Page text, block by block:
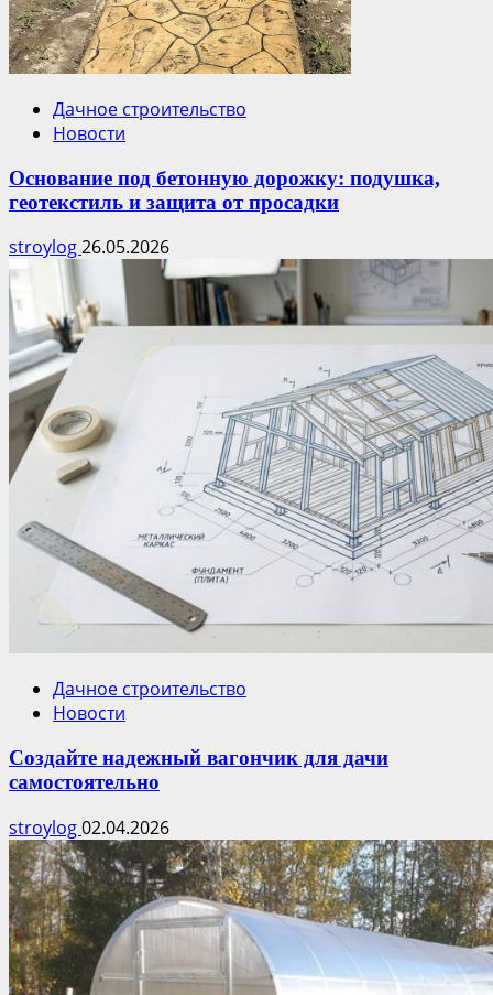
Дачное строительство
Новости
Основание под бетонную дорожку: подушка,
геотекстиль и защита от просадки
stroylog26.05.2026
Дачное строительство
Новости
Создайте надежный вагончик для дачи
самостоятельно
stroylog02.04.2026